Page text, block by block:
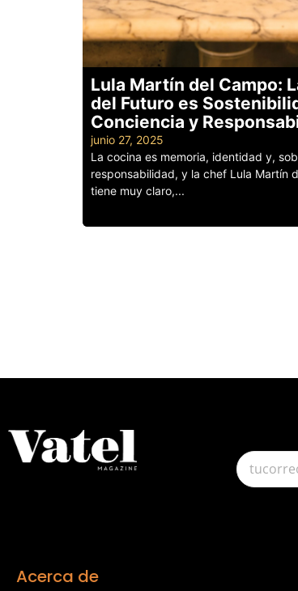
Lula Martín del Campo:
del Futuro es
Conciencia y
junio 27, 2025
La cocina es memoria, identidad y,
responsabilidad, y la chef Lula Martín
tiene muy claro,...
Acerca de